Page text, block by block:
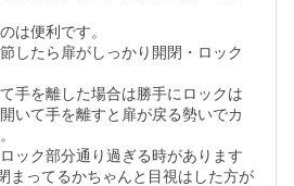
は便利です。
したら扉がしっかり開閉・ロック
手を離した場合は勝手にロックは
いて手を離すと扉が戻る勢いでカ
ック部分通り過ぎる時があります
まってるかちゃんと目視はした方が